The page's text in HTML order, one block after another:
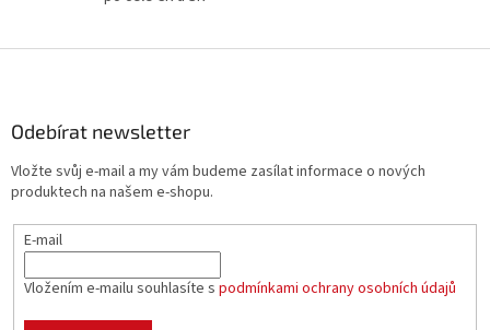
Odebírat newsletter
Vložte svůj e-mail a my vám budeme zasílat informace o nových
produktech na našem e-shopu.
E-mail
Vložením e-mailu souhlasíte s podmínkami ochrany osobních údajů